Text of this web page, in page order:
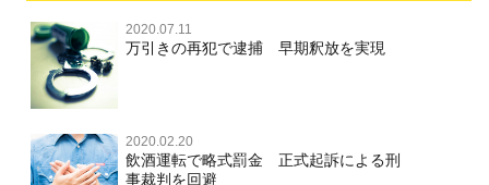
2020.07.11
万引きの再犯で逮捕 早期釈放を実現
2020.02.20
飲酒運転で略式罰金 正式起訴による刑
事裁判を回避